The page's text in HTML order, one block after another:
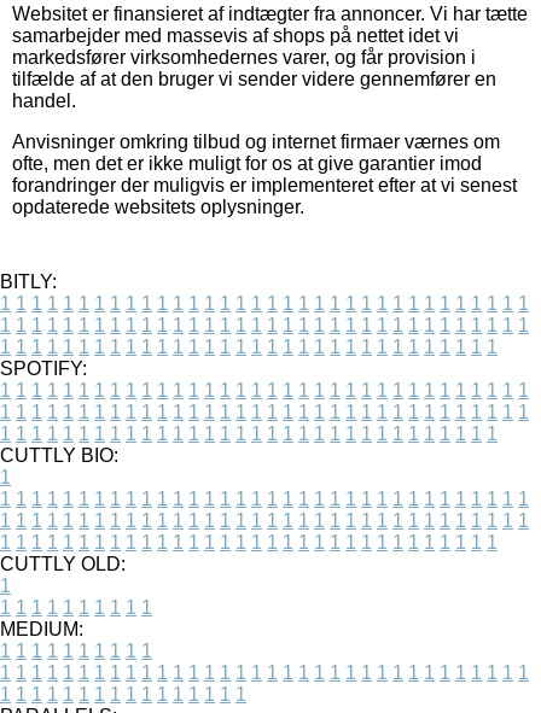
Websitet er finansieret af indtægter fra annoncer. Vi har tætte
samarbejder med massevis af shops på nettet idet vi
markedsfører virksomhedernes varer, og får provision i
tilfælde af at den bruger vi sender videre gennemfører en
handel.
Anvisninger omkring tilbud og internet firmaer værnes om
ofte, men det er ikke muligt for os at give garantier imod
forandringer der muligvis er implementeret efter at vi senest
opdaterede websitets oplysninger.
BITLY:
1 1 1 1 1 1 1 1 1 1 1 1 1 1 1 1 1 1 1 1 1 1 1 1 1 1 1 1 1 1 1 1 1 1
1 1 1 1 1 1 1 1 1 1 1 1 1 1 1 1 1 1 1 1 1 1 1 1 1 1 1 1 1 1 1 1 1 1
1 1 1 1 1 1 1 1 1 1 1 1 1 1 1 1 1 1 1 1 1 1 1 1 1 1 1 1 1 1 1 1
SPOTIFY:
1 1 1 1 1 1 1 1 1 1 1 1 1 1 1 1 1 1 1 1 1 1 1 1 1 1 1 1 1 1 1 1 1 1
1 1 1 1 1 1 1 1 1 1 1 1 1 1 1 1 1 1 1 1 1 1 1 1 1 1 1 1 1 1 1 1 1 1
1 1 1 1 1 1 1 1 1 1 1 1 1 1 1 1 1 1 1 1 1 1 1 1 1 1 1 1 1 1 1 1
CUTTLY BIO:
1
1 1 1 1 1 1 1 1 1 1 1 1 1 1 1 1 1 1 1 1 1 1 1 1 1 1 1 1 1 1 1 1 1 1
1 1 1 1 1 1 1 1 1 1 1 1 1 1 1 1 1 1 1 1 1 1 1 1 1 1 1 1 1 1 1 1 1 1
1 1 1 1 1 1 1 1 1 1 1 1 1 1 1 1 1 1 1 1 1 1 1 1 1 1 1 1 1 1 1 1
CUTTLY OLD:
1
1 1 1 1 1 1 1 1 1 1
MEDIUM:
1 1 1 1 1 1 1 1 1 1
1 1 1 1 1 1 1 1 1 1 1 1 1 1 1 1 1 1 1 1 1 1 1 1 1 1 1 1 1 1 1 1 1 1
1 1 1 1 1 1 1 1 1 1 1 1 1 1 1 1